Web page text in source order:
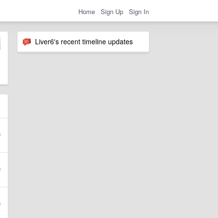
Home Sign Up Sign In
Liver6's recent timeline updates